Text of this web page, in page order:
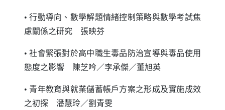
• 行動導向、數學解題情緒控制策略與數學考試焦
慮關係之研究 張映芬
• 社會緊張對於高中職生毒品防治宣導與毒品使用
態度之影響 陳芝吟／李承傑／董旭英
• 青年教育與就業儲蓄帳戶方案之形成及實施成效
之初探 潘慧玲／劉青雯